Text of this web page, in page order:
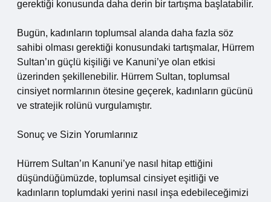
gerektiği konusunda daha derin bir tartışma başlatabilir.
Bugün, kadınların toplumsal alanda daha fazla söz
sahibi olması gerektiği konusundaki tartışmalar, Hürrem
Sultan’ın güçlü kişiliği ve Kanuni’ye olan etkisi
üzerinden şekillenebilir. Hürrem Sultan, toplumsal
cinsiyet normlarının ötesine geçerek, kadınların gücünü
ve stratejik rolünü vurgulamıştır.
Sonuç ve Sizin Yorumlarınız
Hürrem Sultan’ın Kanuni’ye nasıl hitap ettiğini
düşündüğümüzde, toplumsal cinsiyet eşitliği ve
kadınların toplumdaki yerini nasıl inşa edebileceğimizi